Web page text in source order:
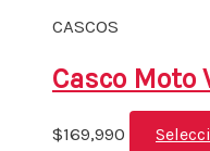
CASCOS
Casco Moto
$169,990